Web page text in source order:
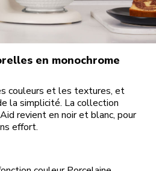
en monochrome
couleurs et les textures, et
la simplicité. La collection
revient en noir et blanc, pour
effort.